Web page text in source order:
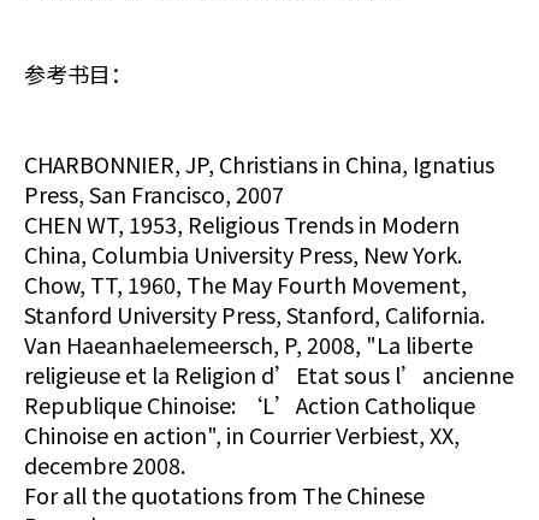
参考书目：
CHARBONNIER, JP, Christians in China, Ignatius
Press, San Francisco, 2007
CHEN WT, 1953, Religious Trends in Modern
China, Columbia University Press, New York.
Chow, TT, 1960, The May Fourth Movement,
Stanford University Press, Stanford, California.
Van Haeanhaelemeersch, P, 2008, "La liberte
religieuse et la Religion d’Etat sous l’ancienne
Republique Chinoise: ‘L’Action Catholique
Chinoise en action", in Courrier Verbiest, XX,
decembre 2008.
For all the quotations from The Chinese